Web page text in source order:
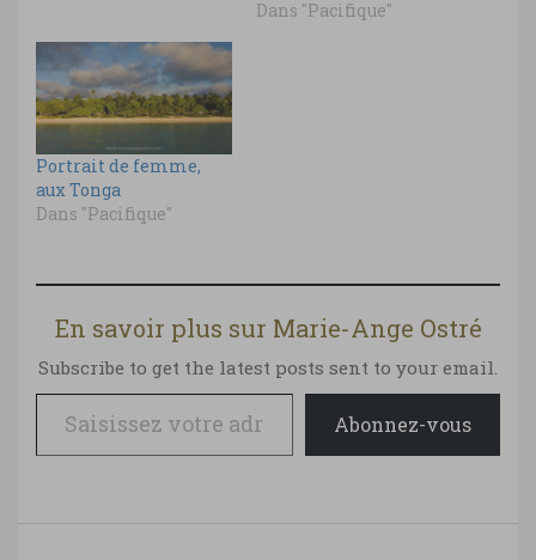
Dans "Pacifique"
Portrait de femme,
aux Tonga
Dans "Pacifique"
En savoir plus sur Marie-Ange Ostré
Subscribe to get the latest posts sent to your email.
Saisissez votre adresse e-mail…
Abonnez-vous